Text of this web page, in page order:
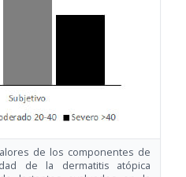
de los componentes de
de la dermatitis atópica